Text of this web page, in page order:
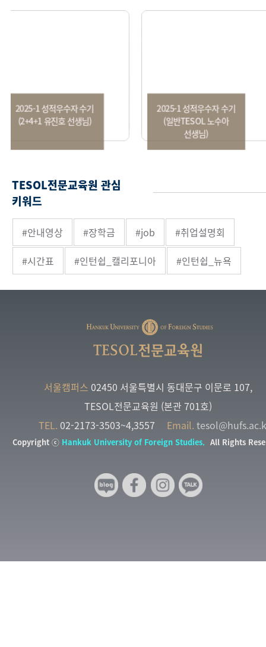
1 성적우수자 수기
유진호 선생님)
2025-1 성적우수자 수기
(일반TESOL 노수아
TESOL전문교육원 관심
키워드
#안내영상 #장학금 #job
#취업설명회
#시간표
#인턴쉽_캘리포니아 #인턴쉽_뉴욕
TESOL전문교육원
서울캠퍼스 02450 서울특별시 동대문구 이문로 107,
TESOL전문교육원 (본관 701호)
TEL. 02-2173-3503~4,3557 Email.
Copyright ⓒ Hankuk University of Foreign Studies. All Rights